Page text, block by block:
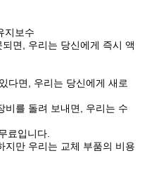
지보수
면, 우리는 당신에게 즉시 액
다면, 우리는 당신에게 새로
비를 돌려 보내면, 우리는 수
료입니다.
지만 우리는 교체 부품의 비용